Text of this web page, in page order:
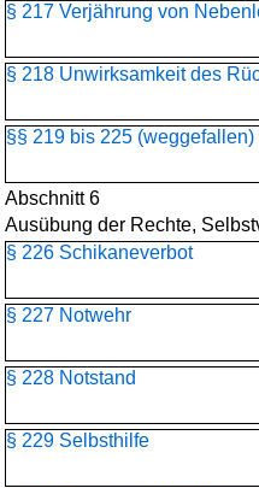
§ 217 Verjährung von
§ 218 Unwirksamkeit des
§§ 219 bis 225 (weggefallen)
Abschnitt 6
Ausübung der Rechte,
§ 226 Schikaneverbot
§ 227 Notwehr
§ 228 Notstand
§ 229 Selbsthilfe